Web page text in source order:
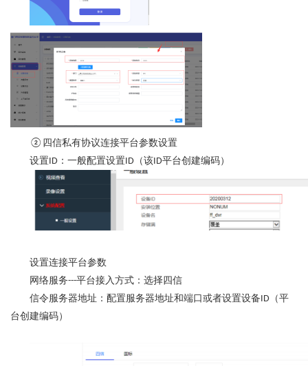
② 四信私有协议连接平台参数设置
设置ID ：一般配置设置ID （该ID平台创建编码）
设置连接平台参数
网络服务---平台接入方式：选择四信
信令服务器地址：配置服务器地址和端口或者设置设备ID （平
台创建编码）